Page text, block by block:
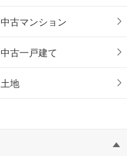
中古マンション
中古一戸建て
土地